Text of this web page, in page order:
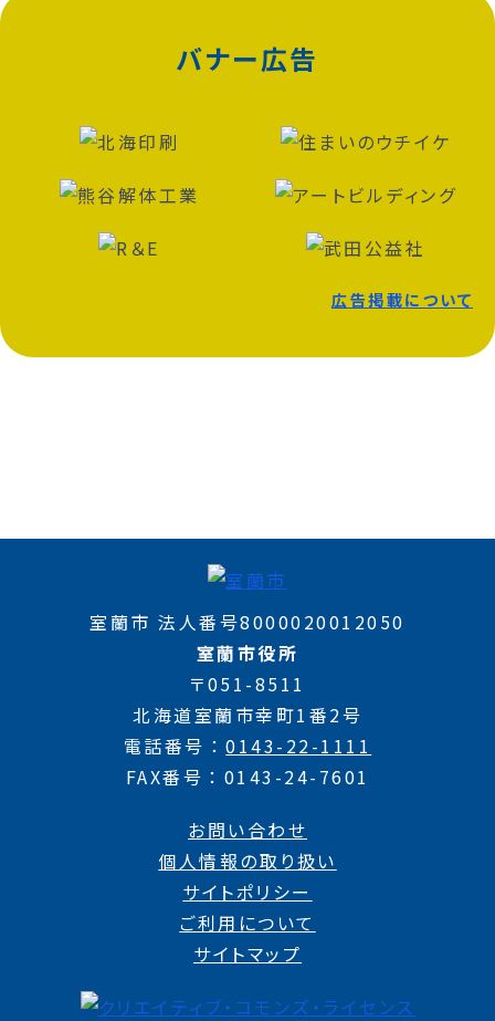
バナー広告
広告掲載について
室蘭市 法人番号8000020012050
室蘭市役所
〒051-8511
北海道室蘭市幸町1番2号
電話番号
0143-22-1111
FAX番号
0143-24-7601
お問い合わせ
個人情報の取り扱い
サイトポリシー
ご利用について
サイトマップ